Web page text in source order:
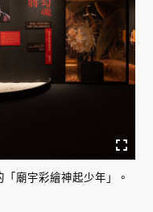
廟宇彩繪神起少年」。